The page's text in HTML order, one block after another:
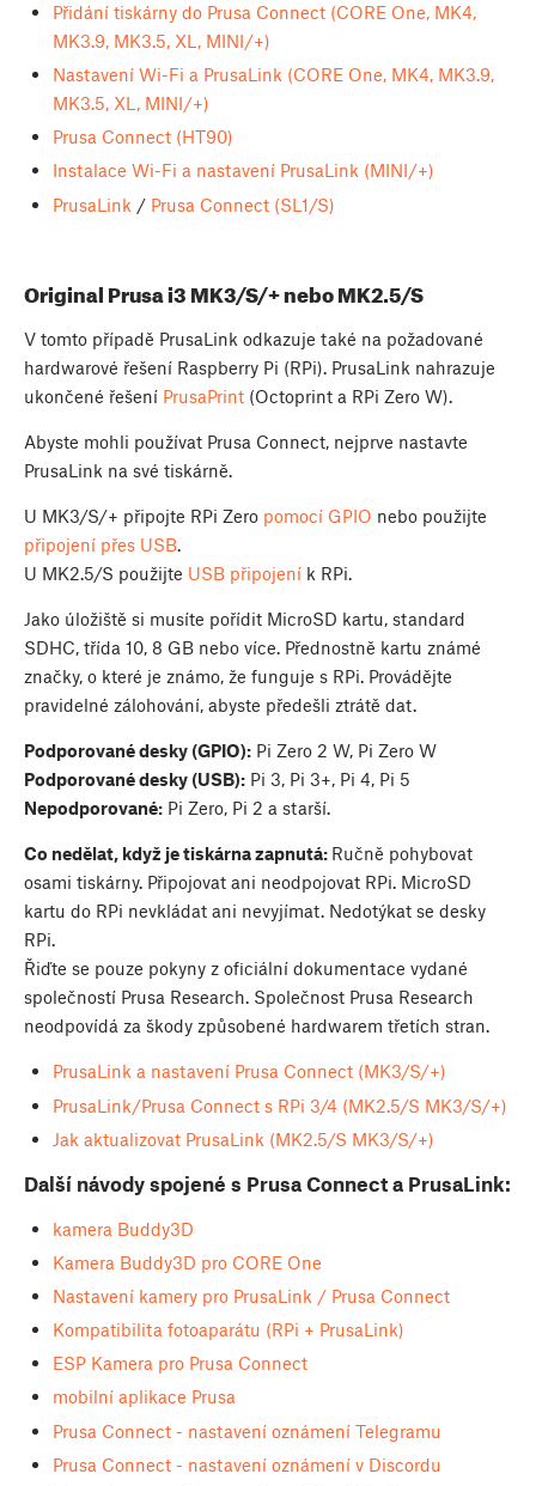
Přidání tiskárny do Prusa Connect (CORE One, MK4,
MK3.9, MK3.5, XL, MINI/+)
Nastavení Wi-Fi a PrusaLink (CORE One, MK4, MK3.9,
MK3.5, XL, MINI/+)
Prusa Connect (HT90)
Instalace Wi-Fi a nastavení PrusaLink (MINI/+)
PrusaLink / Prusa Connect (SL1/S)
Original Prusa i3 MK3/S/+ nebo MK2.5/S
V tomto případě PrusaLink odkazuje také na požadované
hardwarové řešení Raspberry Pi (RPi). PrusaLink nahrazuje
ukončené řešení PrusaPrint (Octoprint a RPi Zero W).
Abyste mohli používat Prusa Connect, nejprve nastavte
PrusaLink na své tiskárně.
U MK3/S/+ připojte RPi Zero pomocí GPIO nebo použijte
připojení přes USB.
U MK2.5/S použijte USB připojení k RPi.
Jako úložiště si musíte pořídit MicroSD kartu, standard
SDHC, třída 10, 8 GB nebo více. Přednostně kartu známé
značky, o které je známo, že funguje s RPi. Provádějte
pravidelné zálohování, abyste předešli ztrátě dat.
Podporované desky (GPIO): Pi Zero 2 W, Pi Zero W
Podporované desky (USB): Pi 3, Pi 3+, Pi 4, Pi 5
Nepodporované: Pi Zero, Pi 2 a starší.
Co nedělat, když je tiskárna zapnutá: Ručně pohybovat
osami tiskárny. Připojovat ani neodpojovat RPi. MicroSD
kartu do RPi nevkládat ani nevyjímat. Nedotýkat se desky
RPi.
Řiďte se pouze pokyny z oficiální dokumentace vydané
společností Prusa Research. Společnost Prusa Research
neodpovídá za škody způsobené hardwarem třetích stran.
PrusaLink a nastavení Prusa Connect (MK3/S/+)
PrusaLink/Prusa Connect s RPi 3/4 (MK2.5/S MK3/S/+)
Jak aktualizovat PrusaLink (MK2.5/S MK3/S/+)
Další návody spojené s Prusa Connect a PrusaLink:
kamera Buddy3D
Kamera Buddy3D pro CORE One
Nastavení kamery pro PrusaLink / Prusa Connect
Kompatibilita fotoaparátu (RPi + PrusaLink)
ESP Kamera pro Prusa Connect
mobilní aplikace Prusa
Prusa Connect - nastavení oznámení Telegramu
Prusa Connect - nastavení oznámení v Discordu